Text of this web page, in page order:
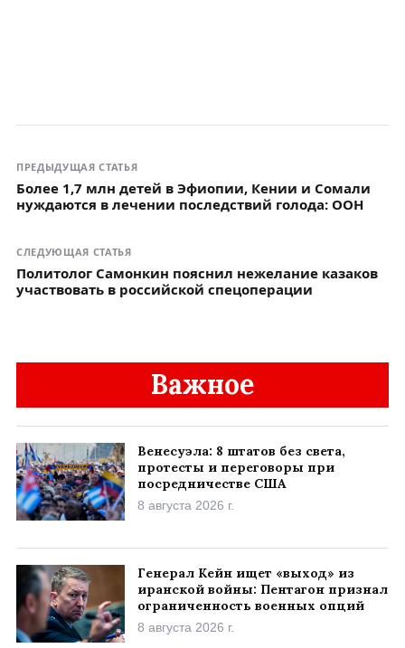
ПРЕДЫДУЩАЯ СТАТЬЯ
Более 1,7 млн детей в Эфиопии, Кении и Сомали
нуждаются в лечении последствий голода: ООН
СЛЕДУЮЩАЯ СТАТЬЯ
Политолог Самонкин пояснил нежелание казаков
участвовать в российской спецоперации
Важное
Венесуэла: 8 штатов без света,
протесты и переговоры при
посредничестве США
8 августа 2026 г.
Генерал Кейн ищет «выход» из
иранской войны: Пентагон признал
ограниченность военных опций
8 августа 2026 г.